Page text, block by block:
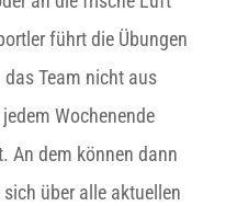
führt die Übungen
Team nicht aus
Wochenende
An dem können dann
über alle aktuellen